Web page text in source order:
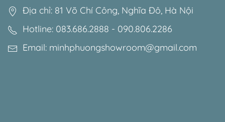
Địa chỉ: 81 Võ Chí Công, Nghĩa Đô, Hà Nội
Hotline: 083.686.2888 - 090.806.2286
Email: minhphuongshowroom@gmail.com